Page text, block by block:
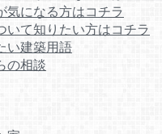
気になる方はコチラ
いて知りたい方はコチラ
い建築用語
の相談